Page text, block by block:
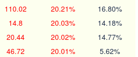
110.02 20.21% 16.80%
14.8 20.03% 14.18%
20.44 20.02% 14.77%
46.72 20.01% 5.62%